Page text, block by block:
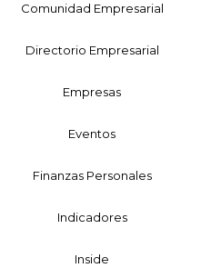
Comunidad Empresarial
Directorio Empresarial
Empresas
Eventos
Finanzas Personales
Indicadores
Inside